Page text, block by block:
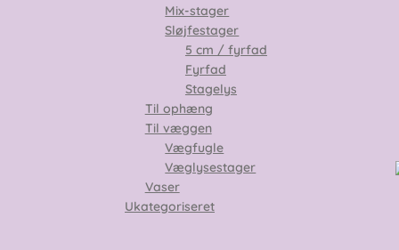
Mix-stager
Sløjfestager
5 cm / fyrfad
Fyrfad
Stagelys
Til ophæng
Til væggen
Vægfugle
Væglysestager
Vaser
Ukategoriseret